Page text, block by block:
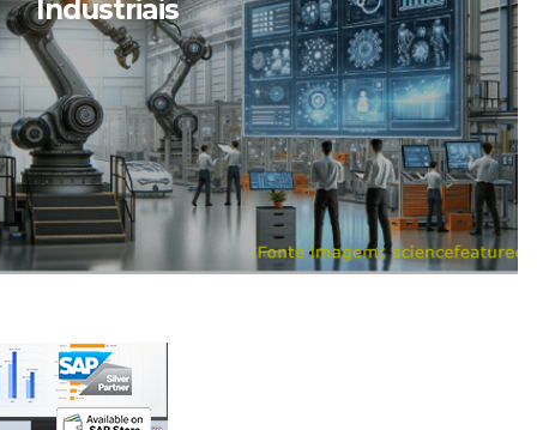
Industriais